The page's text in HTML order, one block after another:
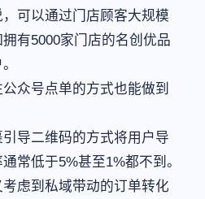
可以通过门店顾客大规模
有5000家门店的名创优品
众号点单的方式也能做到
导二维码的方式将用户导
常低于5%甚至1%都不到。
虑到私域带动的订单转化